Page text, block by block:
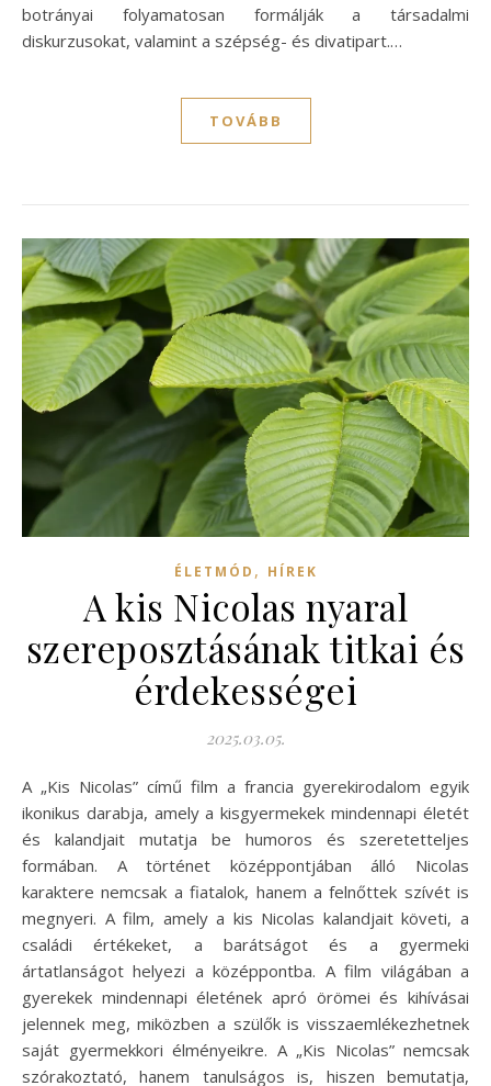
botrányai folyamatosan formálják a társadalmi
diskurzusokat, valamint a szépség- és divatipart.…
TOVÁBB
ÉLETMÓD , HÍREK
A kis Nicolas nyaral
szereposztásának titkai és
érdekességei
2025.03.05.
A „Kis Nicolas” című film a francia gyerekirodalom egyik
ikonikus darabja, amely a kisgyermekek mindennapi életét
és kalandjait mutatja be humoros és szeretetteljes
formában. A történet középpontjában álló Nicolas
karaktere nemcsak a fiatalok, hanem a felnőttek szívét is
megnyeri. A film, amely a kis Nicolas kalandjait követi, a
családi értékeket, a barátságot és a gyermeki
ártatlanságot helyezi a középpontba. A film világában a
gyerekek mindennapi életének apró örömei és kihívásai
jelennek meg, miközben a szülők is visszaemlékezhetnek
saját gyermekkori élményeikre. A „Kis Nicolas” nemcsak
szórakoztató, hanem tanulságos is, hiszen bemutatja,